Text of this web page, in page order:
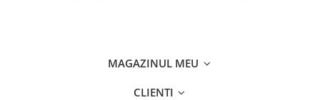
MAGAZINUL MEU
CLIENTI